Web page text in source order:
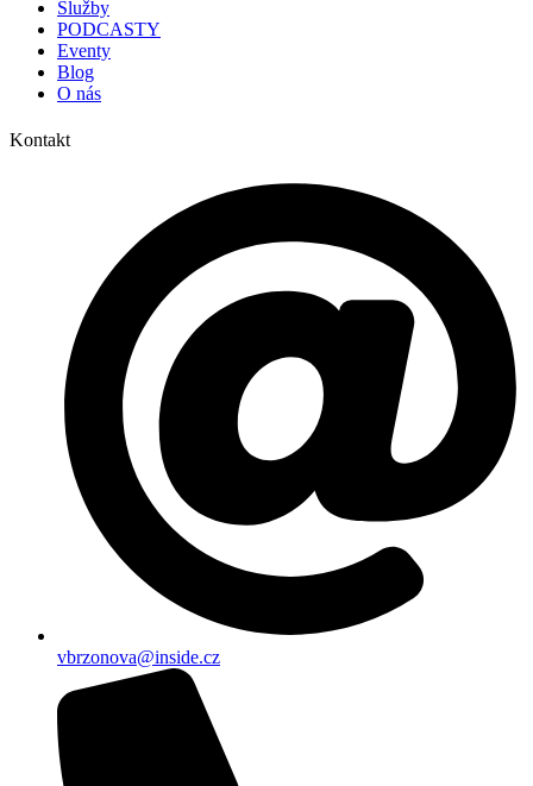
Služby
PODCASTY
Eventy
Blog
O nás
Kontakt
vbrzonova@inside.cz